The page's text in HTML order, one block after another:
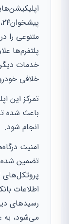
متنوعی را
پلتفرم‌ها
خدمات
خلافی
باعث شده
انجام شود.
امنیت
تضمین شده
پروتکل‌های
اطلاعات
رسیدهای
می‌شود، به